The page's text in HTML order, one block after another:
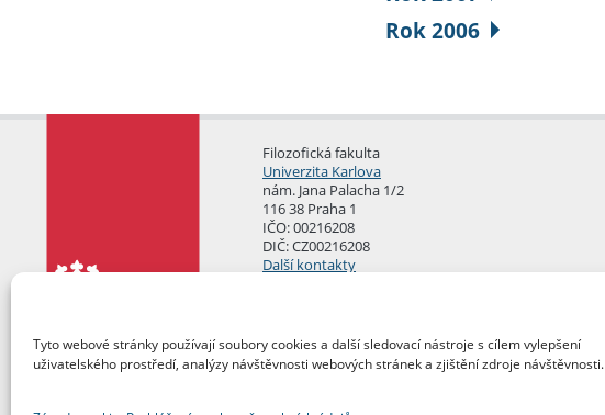
Tyto webové stránky používají soubory cookies a další sledovací nástroje s cílem vylepšení
uživatelského prostředí, analýzy návštěvnosti webových stránek a zjištění zdroje návštěvnosti.
Rok 2006
Filozofická fakulta
Univerzita Karlova
nám. Jana Palacha 1/2
116 38 Praha 1
IČO: 00216208
DIČ: CZ00216208
Další kontakty